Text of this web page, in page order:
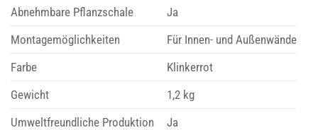
Abnehmbare Pflanzschale
Ja
Montagemöglichkeiten
Für Innen- und Außenwände
Farbe
Klinkerrot
Gewicht
1,2 kg
Umweltfreundliche Produktion
Ja